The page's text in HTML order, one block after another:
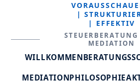
|
| EFFEKTIV
MEDIATION
WILLKOMMEN
MEDIATIONPHILOSOPHIE